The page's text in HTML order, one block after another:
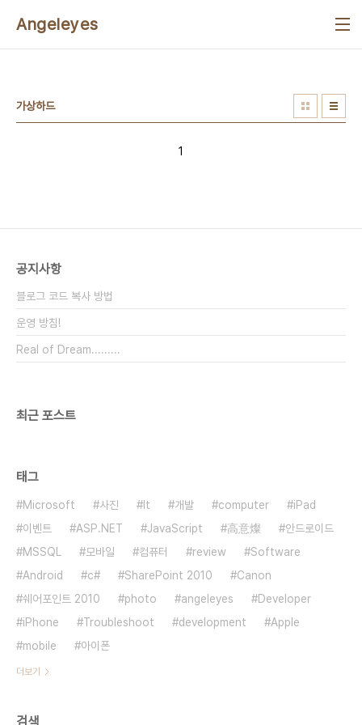
Angeleyes
가상하드
1
공지사항
블로그 코드 복사 방법
운영 방침!
Real of Dream.........
최근 포스트
태그
Microsoft 사진 It 개발 computer
iPad
이벤트
ASP.NET JavaScript 高意燦
안드로이드
MSSQL
모바일 컴퓨터 review
Software
Android
c# SharePoint 2010
Canon
쉐어포인트 2010
photo angeleyes
Developer
iPhone
Troubleshoot development
Apple
mobile
아이폰
더보기
검색